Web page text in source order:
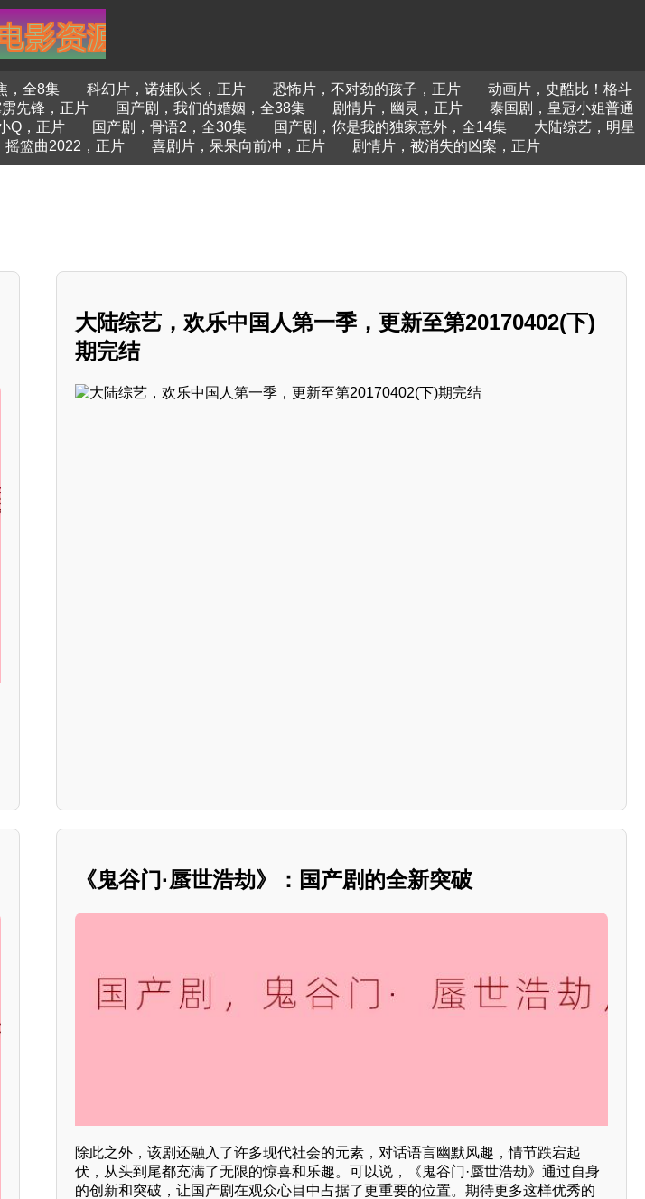
，全8集 科幻片，诺娃队长，正片 恐怖片，不对劲的孩子，正片
动画片，史酷比！格斗
先锋，正片 国产剧，我们的婚姻，全38集 剧情片，幽灵，正片
泰国剧，皇冠小姐普通
Q，正片 国产剧，骨语2，全30集 国产剧，你是我的独家意外，全14集
大陆综艺，明星
摇篮曲2022，正片 喜剧片，呆呆向前冲，正片 剧情片，被消失的凶案，正片
大陆综艺，欢乐中国人第一季，更新至第20170402(下)
期完结
《鬼谷门·蜃世浩劫》：国产剧的全新突破
除此之外，该剧还融入了许多现代社会的元素，对话语言幽默风趣，情节跌宕起
伏，从头到尾都充满了无限的惊喜和乐趣。可以说，《鬼谷门·蜃世浩劫》通过自身
的创新和突破，让国产剧在观众心目中占据了更重要的位置。期待更多这样优秀的